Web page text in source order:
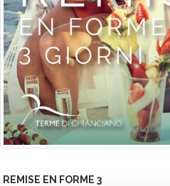
REMISE EN FORME 3